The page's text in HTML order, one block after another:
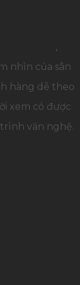
,
nhìn của sân
hàng dễ theo
xem có được
văn nghệ.